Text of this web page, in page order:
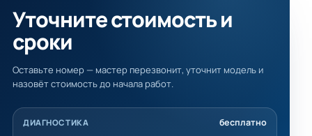
Уточните стоимость и
сроки
Оставьте номер — мастер перезвонит, уточнит модель и
назовёт стоимость до начала работ.
ДИАГНОСТИКА бесплатно